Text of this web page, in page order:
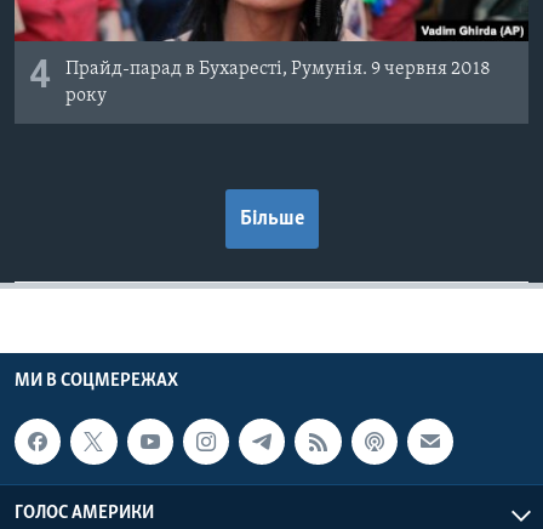
4
Прайд-парад в Бухаресті, Румунія. 9 червня 2018
року
Більше
МИ В СОЦМЕРЕЖАХ
ГОЛОС АМЕРИКИ